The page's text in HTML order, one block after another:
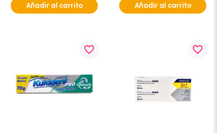
Añadir al carrito Añadir al carrito
favorite_border favorite_border